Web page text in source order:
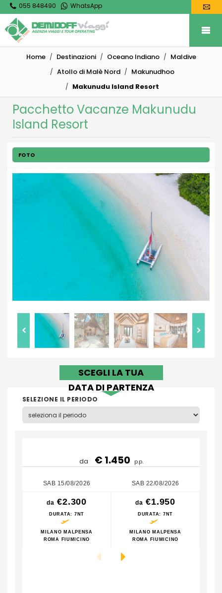
055 848490 WhatsApp
Home Destinazioni Oceano Indiano
Maldive
Atollo di Malè Nord
Makunudhoo
Makunudu Island Resort
Pacchetto Vacanze Makunudu
Island Resort
FOTO
SCEGLI LA TUA
DATA DI PARTENZA
SELEZIONE IL PERIODO
da € 1.450 p.p.
SAB 15/08/2026
da €2.300
DURATA: 7NT
MILANO MALPENSA
ROMA FIUMICINO
SAB 22/08/2026
da €1.950
DURATA: 7NT
MILANO MALPENSA
ROMA FIUMICINO